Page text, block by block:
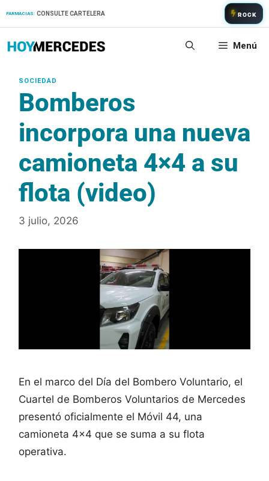
FARMACIAS: CONSULTE CARTELERA ROCK
Menú
Bomberos
incorpora una nueva
camioneta 4×4 a su
flota (video)
3 julio, 2026
En el marco del Día del Bombero Voluntario, el
Cuartel de Bomberos Voluntarios de Mercedes
presentó oficialmente el Móvil 44, una
camioneta 4×4 que se suma a su flota
operativa.